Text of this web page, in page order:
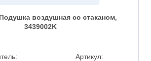
воздушная со стаканом,
3439002K
Артикул: